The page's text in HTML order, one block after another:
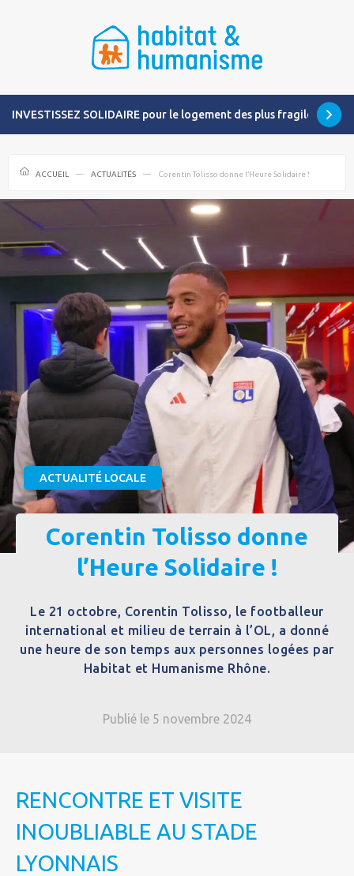
INVESTISSEZ SOLIDAIRE pour le logement des plus fragiles
ACCUEIL ACTUALITÉS Corentin Tolisso donne l’Heure Solidaire !
ACTUALITÉ LOCALE
Corentin Tolisso donne
l’Heure Solidaire !
Le 21 octobre, Corentin Tolisso, le footballeur
international et milieu de terrain à l’OL, a donné
une heure de son temps aux personnes logées par
Habitat et Humanisme Rhône.
Publié le 5 novembre 2024
RENCONTRE ET VISITE
INOUBLIABLE AU STADE
LYONNAIS